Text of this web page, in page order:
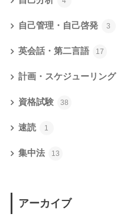
自己管理・自己啓発 3
英会話・第二言語 17
計画・スケジューリング
資格試験 38
速読 1
集中法 13
アーカイブ